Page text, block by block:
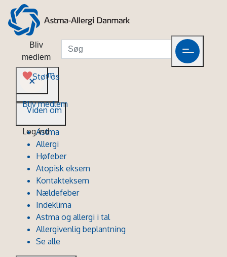
Bliv
medlem
Støt os
Bliv medlem
Log ind
Viden om
Viden om
Astma
Allergi
Høfeber
Atopisk eksem
Kontakteksem
Nældefeber
Indeklima
Astma og allergi i tal
Allergivenlig beplantning
Se alle